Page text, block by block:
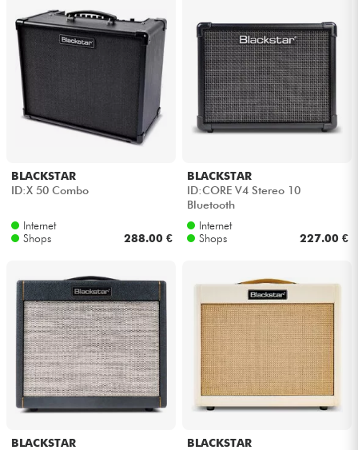
BLACKSTAR
ID:X 50 Combo
Internet
Shops
288.00 €
BLACKSTAR
ID:CORE V4 Stereo 10
Bluetooth
Internet
Shops
227.00 €
BLACKSTAR
BLACKSTAR